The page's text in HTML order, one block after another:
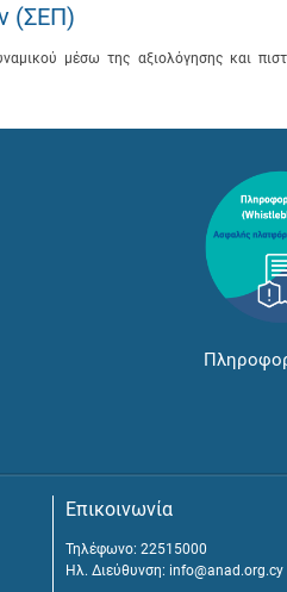
(ΣΕΠ)
μέσω της αξιολόγησης και
Επικοινωνία
Τηλέφωνο: 22515000
Ηλ. Διεύθυνση: info@anad.org.cy